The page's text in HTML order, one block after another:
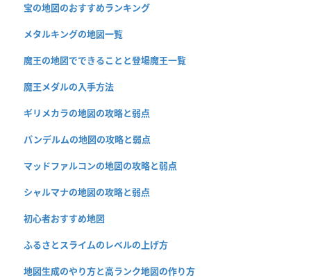
宝の地図のおすすめランキング
メタルキングの地図一覧
魔王の地図でできることと登場魔王一覧
魔王メダルの入手方法
ギリメカラの地図の攻略と弱点
パンデルムの地図の攻略と弱点
マッドファルコンの地図の攻略と弱点
シャルマナの地図の攻略と弱点
初心者おすすめ地図
ふるさとスライムのレベルの上げ方
地図生成のやり方と高ランク地図の作り方